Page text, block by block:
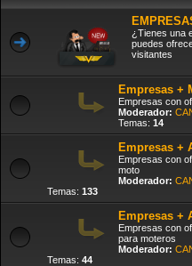
¿Tienes una
puedes
visitantes
Empresas +
Empresas con
Moderador:
Temas: 14
Empresas +
Empresas con
moto
Moderador:
Temas: 133
Empresas +
Empresas con
para moteros
Moderador:
Temas: 44